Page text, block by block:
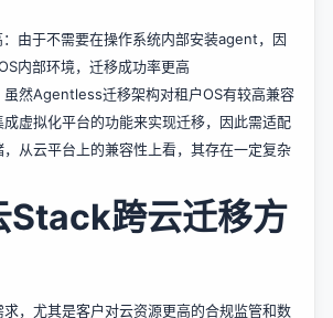
由于不需要在操作系统内部安装agent，因
内部环境，迁移成功率更高
虽然Agentless迁移架构对租户OS有较高兼容
虚拟化平台的功能来实现迁移，因此需适配
从云平台上的兼容性上看，其存在一定复杂
Stack跨云迁移方
，尤其是客户对云资源更高的合规监管和数